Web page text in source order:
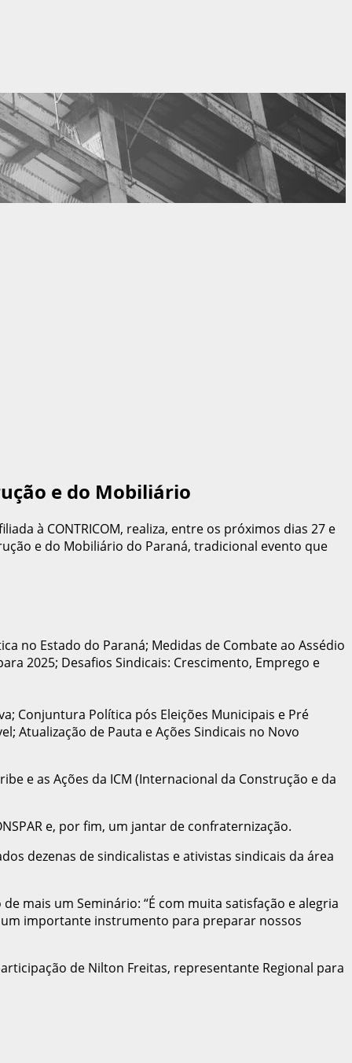
e do Mobiliário
à CONTRICOM, realiza, entre os próximos dias 27 e
e do Mobiliário do Paraná, tradicional evento que
no Estado do Paraná; Medidas de Combate ao Assédio
2025; Desafios Sindicais: Crescimento, Emprego e
Conjuntura Política pós Eleições Municipais e Pré
Atualização de Pauta e Ações Sindicais no Novo
e as Ações da ICM (Internacional da Construção e da
e, por fim, um jantar de confraternização.
dezenas de sindicalistas e ativistas sindicais da área
mais um Seminário: “É com muita satisfação e alegria
importante instrumento para preparar nossos
de Nilton Freitas, representante Regional para